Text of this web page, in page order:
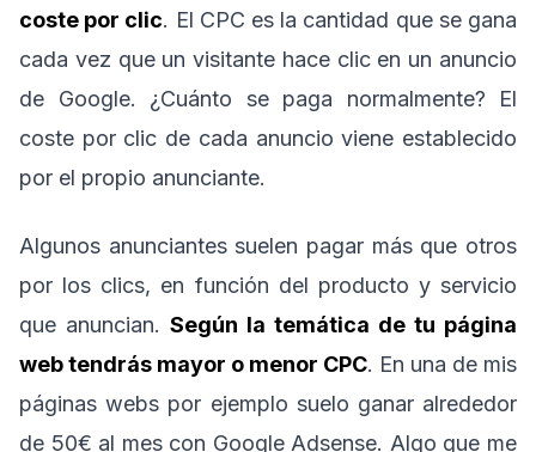
coste por clic. El CPC es la cantidad que se gana
cada vez que un visitante hace clic en un anuncio
de Google. ¿Cuánto se paga normalmente? El
coste por clic de cada anuncio viene establecido
por el propio anunciante.
Algunos anunciantes suelen pagar más que otros
por los clics, en función del producto y servicio
que anuncian. Según la temática de tu página
web tendrás mayor o menor CPC. En una de mis
páginas webs por ejemplo suelo ganar alrededor
de 50€ al mes con Google Adsense. Algo que me